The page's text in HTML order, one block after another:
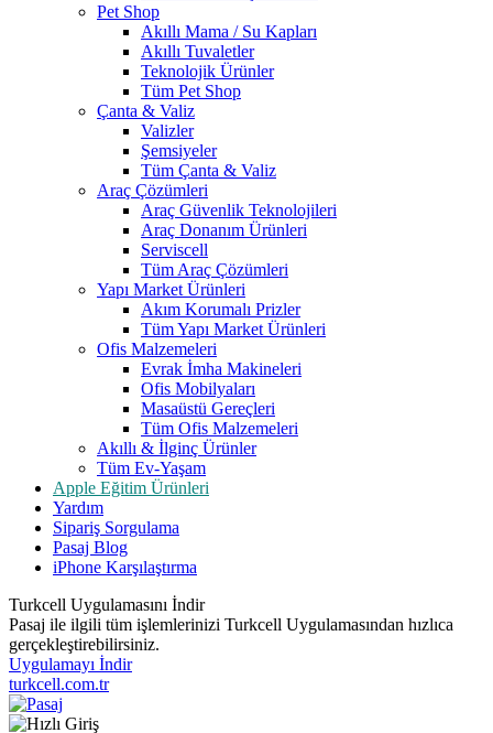
Pet Shop
Akıllı Mama / Su Kapları
Akıllı Tuvaletler
Teknolojik Ürünler
Tüm Pet Shop
Çanta & Valiz
Valizler
Şemsiyeler
Tüm Çanta & Valiz
Araç Çözümleri
Araç Güvenlik Teknolojileri
Araç Donanım Ürünleri
Serviscell
Tüm Araç Çözümleri
Yapı Market Ürünleri
Akım Korumalı Prizler
Tüm Yapı Market Ürünleri
Ofis Malzemeleri
Evrak İmha Makineleri
Ofis Mobilyaları
Masaüstü Gereçleri
Tüm Ofis Malzemeleri
Akıllı & İlginç Ürünler
Tüm Ev-Yaşam
Apple Eğitim Ürünleri
Yardım
Sipariş Sorgulama
Pasaj Blog
iPhone Karşılaştırma
Turkcell Uygulamasını İndir
Pasaj ile ilgili tüm işlemlerinizi Turkcell Uygulamasından hızlıca
gerçekleştirebilirsiniz.
Uygulamayı İndir
turkcell.com.tr